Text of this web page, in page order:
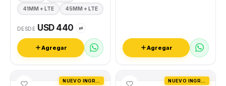
41MM + LTE 45MM + LTE
DESDE USD 440 ⇄
Agregar Agregar